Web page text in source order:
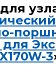
3